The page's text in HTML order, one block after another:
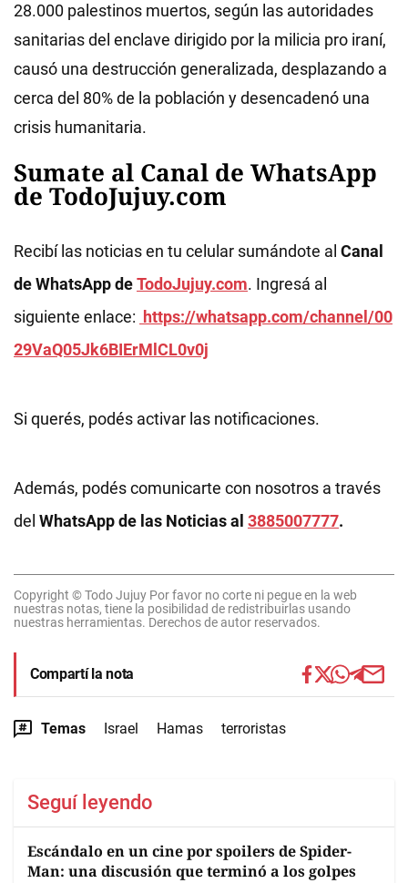
28.000 palestinos muertos, según las autoridades
sanitarias del enclave dirigido por la milicia pro iraní,
causó una destrucción generalizada, desplazando a
cerca del 80% de la población y desencadenó una
crisis humanitaria.
Sumate al Canal de WhatsApp
de TodoJujuy.com
Recibí las noticias en tu celular sumándote al Canal
de WhatsApp deTodoJujuy.com. Ingresá al
siguiente enlace: https://whatsapp.com/channel/00
29VaQ05Jk6BIErMlCL0v0j
Si querés, podés activar las notificaciones.
Además, podés comunicarte con nosotros a través
del WhatsApp de las Noticias al 3885007777.
Copyright © Todo Jujuy Por favor no corte ni pegue en la web
nuestras notas, tiene la posibilidad de redistribuirlas usando
nuestras herramientas. Derechos de autor reservados.
Compartí la nota
Temas Israel Hamas terroristas
Seguí leyendo
Escándalo en un cine por spoilers de Spider-
Man: una discusión que terminó a los golpes